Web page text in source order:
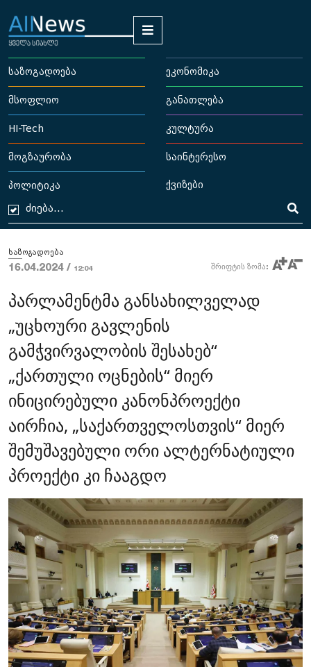
საზოგადოება ეკონომიკა
მსოფლიო განათლება
HI-Tech კულტურა
მოგზაურობა საინტერესო
პოლიტიკა ქვიზები
საზოგადოება
16.04.2024 / 12:04 შრიფტის ზომა:
პარლამენტმა განსახილველად
„უცხოური გავლენის
გამჭვირვალობის შესახებ“
„ქართული ოცნების“ მიერ
ინიცირებული კანონპროექტი
აირჩია, „საქართველოსთვის“ მიერ
შემუშავებული ორი ალტერნატიული
პროექტი კი ჩააგდო